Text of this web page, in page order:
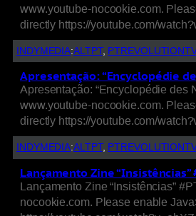
www.youtube-nocookie.com.
directly https://youtube.com/
INDYMEDIA:ALTPT,
Apresentação: “Encyclopédie
Apresentação: “Encyclopédie des
www.youtube-nocookie.com.
directly https://youtube.com/
INDYMEDIA:ALTPT,
Lançamento Zine “Insistências”
Lançamento Zine “Insistências”
nocookie.com. Please enable